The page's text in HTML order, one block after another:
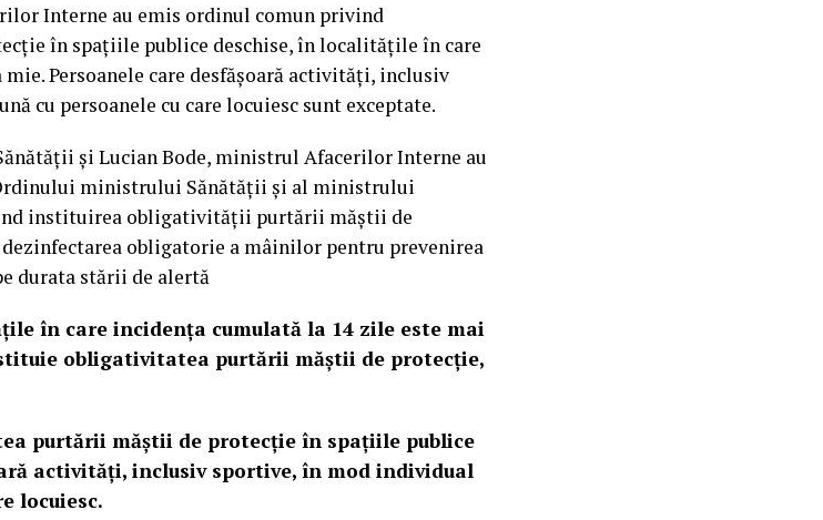
Interne au emis ordinul comun privind
în spațiile publice deschise, în localitățile în care
Persoanele care desfășoară activități, inclusiv
cu persoanele cu care locuiesc sunt exceptate.
și Lucian Bode, ministrul Afacerilor Interne au
ministrului Sănătăţii şi al ministrului
instituirea obligativităţii purtării măştii de
obligatorie a mâinilor pentru prevenirea
durata stării de alertă
în care incidenţa cumulată la 14 zile este mai
obligativitatea purtării măștii de protecție,
purtării măștii de protecție în spațiile publice
activități, inclusiv sportive, în mod individual
locuiesc.